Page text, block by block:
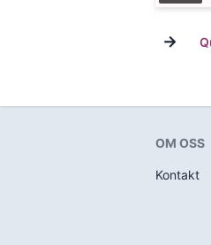
→
OM OSS
Kontakt